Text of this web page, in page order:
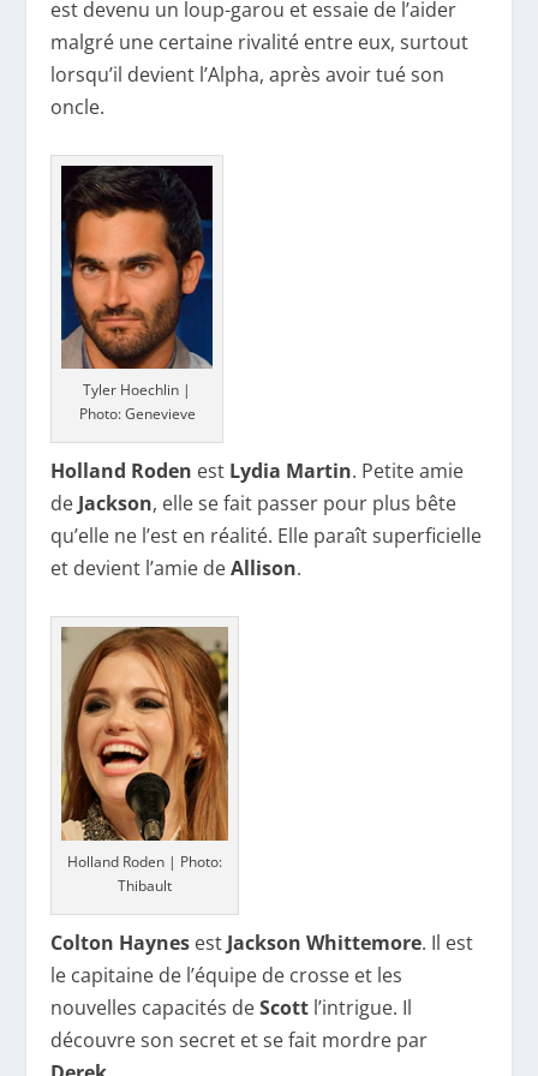
est devenu un loup-garou et essaie de l’aider
malgré une certaine rivalité entre eux, surtout
lorsqu’il devient l’Alpha, après avoir tué son
oncle.
Tyler Hoechlin |
Photo: Genevieve
Holland Roden est Lydia Martin. Petite amie
de Jackson, elle se fait passer pour plus bête
qu’elle ne l’est en réalité. Elle paraît superficielle
et devient l’amie deAllison.
Holland Roden | Photo:
Thibault
Colton Haynes est Jackson Whittemore. Il est
le capitaine de l’équipe de crosse et les
nouvelles capacités deScott l’intrigue. Il
découvre son secret et se fait mordre par